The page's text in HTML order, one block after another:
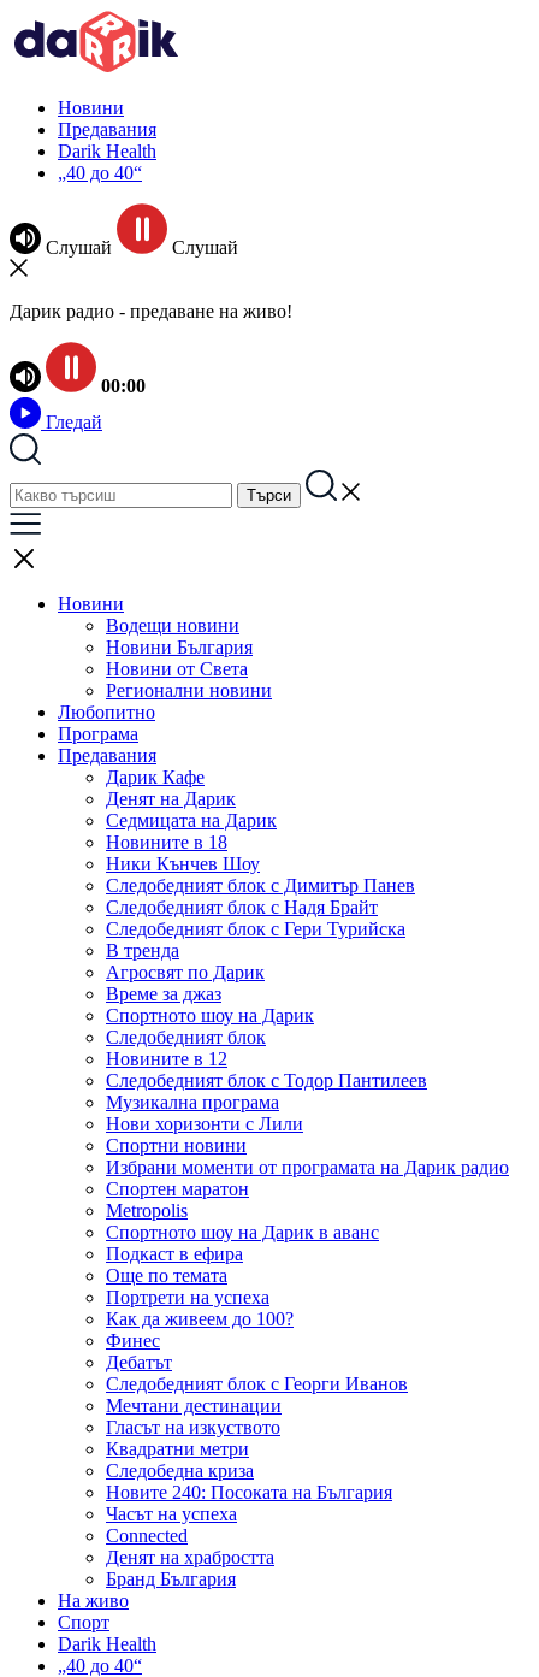
Новини
Предавания
Darik Health
„40 до 40“
Слушай Слушай
Дарик радио - предаване на живо!
00:00
Гледай
Новини
Водещи новини
Новини България
Новини от Света
Регионални новини
Любопитно
Програма
Предавания
Дарик Кафе
Денят на Дарик
Седмицата на Дарик
Новините в 18
Ники Кънчев Шоу
Следобедният блок с Димитър Панев
Следобедният блок с Надя Брайт
Следобедният блок с Гери Турийска
В тренда
Агросвят по Дарик
Време за джаз
Спортното шоу на Дарик
Следобедният блок
Новините в 12
Следобедният блок с Тодор Пантилеев
Музикална програма
Нови хоризонти с Лили
Спортни новини
Избрани моменти от програмата на Дарик радио
Спортен маратон
Metropolis
Спортното шоу на Дарик в аванс
Подкаст в ефира
Още по темата
Портрети на успеха
Как да живеем до 100?
Финес
Дебатът
Следобедният блок с Георги Иванов
Мечтани дестинации
Гласът на изкуството
Квадратни метри
Следобедна криза
Новите 240: Посоката на България
Часът на успеха
Connected
Денят на храбростта
Бранд България
На живо
Спорт
Darik Health
„40 до 40“